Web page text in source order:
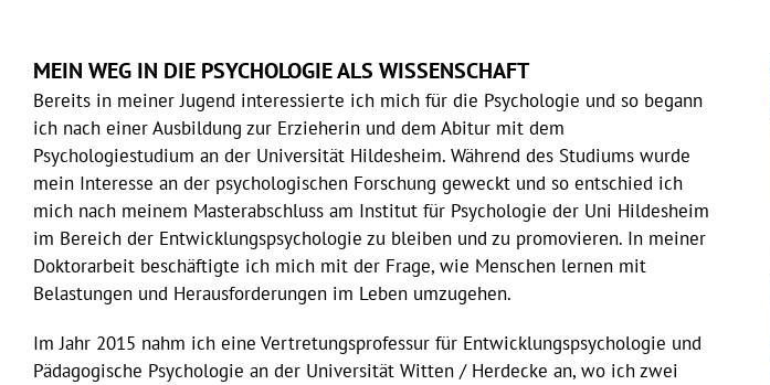
MEIN WEG IN DIE PSYCHOLOGIE ALS WISSENSCHAFT
Bereits in meiner Jugend interessierte ich mich für die Psychologie und so begann
ich nach einer Ausbildung zur Erzieherin und dem Abitur mit dem
Psychologiestudium an der Universität Hildesheim. Während des Studiums wurde
mein Interesse an der psychologischen Forschung geweckt und so entschied ich
mich nach meinem Masterabschluss am Institut für Psychologie der Uni Hildesheim
im Bereich der Entwicklungspsychologie zu bleiben und zu promovieren. In meiner
Doktorarbeit beschäftigte ich mich mit der Frage, wie Menschen lernen mit
Belastungen und Herausforderungen im Leben umzugehen.
Im Jahr 2015 nahm ich eine Vertretungsprofessur für Entwicklungspsychologie und
Pädagogische Psychologie an der Universität Witten / Herdecke an, wo ich zwei